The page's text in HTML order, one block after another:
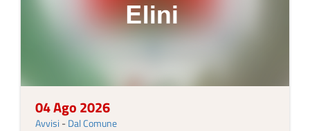
04 Ago 2026
Avvisi - Dal Comune